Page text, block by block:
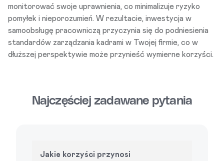
monitorować swoje uprawnienia, co minimalizuje ryzyko
pomyłek i nieporozumień. W rezultacie, inwestycja w
samoobsługę pracowniczą przyczynia się do podniesienia
standardów zarządzania kadrami w Twojej firmie, co w
dłuższej perspektywie może przynieść wymierne korzyści.
Najczęściej zadawane pytania
Jakie korzyści przynosi